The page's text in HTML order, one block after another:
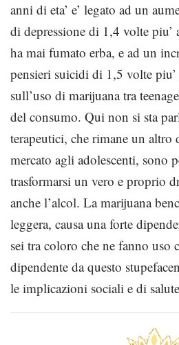
anni di eta’ e’ legato ad un
di depressione di 1,4 volte
ha mai fumato erba, e ad un
pensieri suicidi di 1,5 volte
sull’uso di marijuana tra
del consumo. Qui non si sta
terapeutici, che rimane un altro
mercato agli adolescenti, sono
trasformarsi un vero e proprio
anche l’alcol. La marijuana
leggera, causa una forte
sei tra coloro che ne fanno uso
dipendente da questo
le implicazioni sociali e di